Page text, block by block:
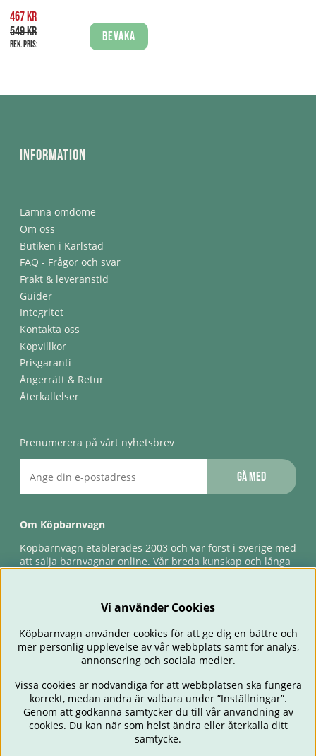
467 kr
549 kr
Rek. pris:
Bevaka
Information
Lämna omdöme
Om oss
Butiken i Karlstad
FAQ - Frågor och svar
Frakt & leveranstid
Guider
Integritet
Kontakta oss
Köpvillkor
Prisgaranti
Ångerrätt & Retur
Återkallelser
Prenumerera på vårt nyhetsbrev
Gå med
Om Köpbarnvagn
Köpbarnvagn etablerades 2003 och var först i sverige med
att sälja barnvagnar online. Vår breda kunskap och långa
förlossningsgaranti & förlängd ångerrätt.
BARNVAGNAR BILSTOLAR BABY ÄTA & MATA
RESA
Vi använder Cookies
Köpbarnvagn använder cookies för att ge dig en bättre och
mer personlig upplevelse av vår webbplats samt för analys,
annonsering och sociala medier.
Vissa cookies är nödvändiga för att webbplatsen ska fungera
korrekt, medan andra är valbara under ”Inställningar”.
Genom att godkänna samtycker du till vår användning av
cookies. Du kan när som helst ändra eller återkalla ditt
samtycke.